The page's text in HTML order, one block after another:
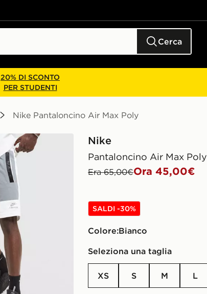
Cerca
20% DI SCONTO
PER STUDENTI
Nike Pantaloncino Air Max Poly
Nike
Pantaloncino Air Max Poly
Era 65,00€Ora 45,00€
SALDI -30%
Colore:
bianco
Seleziona una taglia
XS S M L